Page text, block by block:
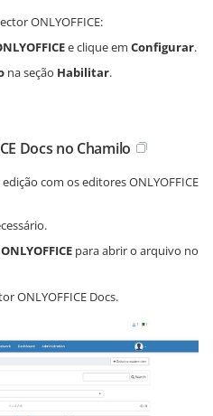
ONLYOFFICE:
e clique em Configurar.
na seção Habilitar.
Docs no Chamilo
com os editores ONLYOFFICE
para abrir o arquivo no
ONLYOFFICE Docs.